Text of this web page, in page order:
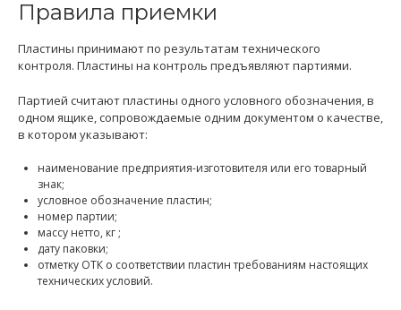
Правила приемки
Пластины принимают по результатам технического
контроля. Пластины на контроль предъявляют партиями.
Партией считают пластины одного условного обозначения, в
одном ящике, сопровождаемые одним документом о качестве,
в котором указывают:
наименование предприятия-изготовителя или его товарный
знак;
условное обозначение пластин;
номер партии;
массу нетто, кг ;
дату паковки;
отметку ОТК о соответствии пластин требованиям настоящих
технических условий.